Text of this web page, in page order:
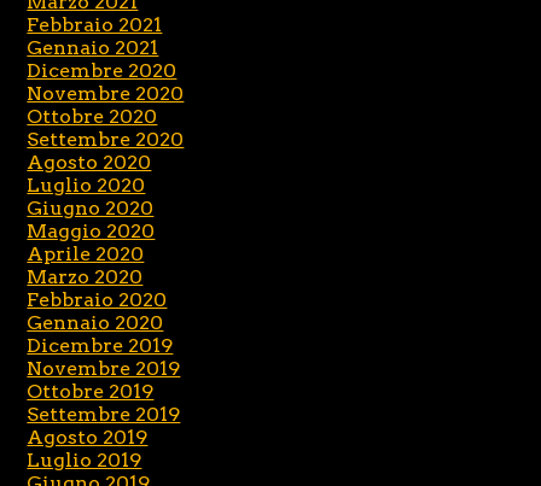
Febbraio 2021
Gennaio 2021
Dicembre 2020
Novembre 2020
Ottobre 2020
Settembre 2020
Agosto 2020
Luglio 2020
Giugno 2020
Maggio 2020
Aprile 2020
Marzo 2020
Febbraio 2020
Gennaio 2020
Dicembre 2019
Novembre 2019
Ottobre 2019
Settembre 2019
Agosto 2019
Luglio 2019